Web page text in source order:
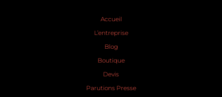
Accueil
L’entreprise
Blog
Boutique
Devis
Parutions Presse